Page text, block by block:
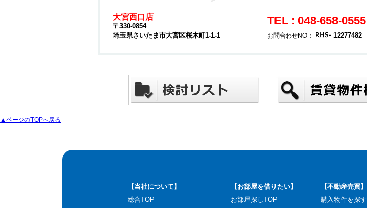
大宮西口店
〒330-0854
埼玉県さいたま市大宮区桜木町1-1-1
TEL : 048-658-0555
お問合わせNO： 12277482
▲ページのTOPへ戻る
【当社について】
総合TOP
【お部屋を借りたい】
お部屋探しTOP
【不動産売買】
購入物件を探す